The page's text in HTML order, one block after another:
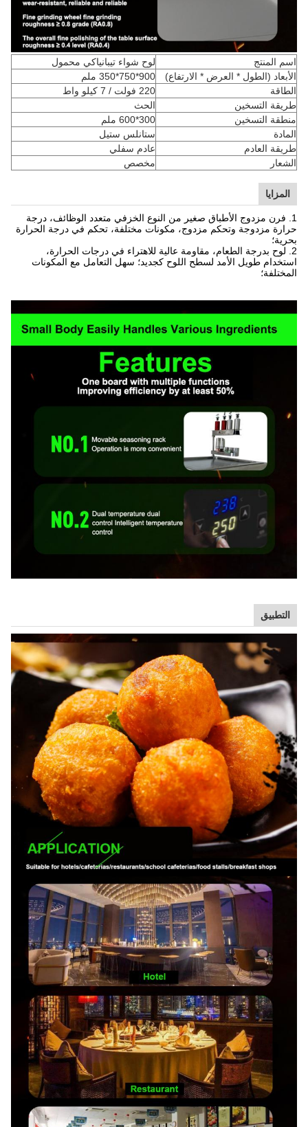
اسم المنتج
لوح شواء تيبانياكي محمول
الأبعاد (الطول * العرض * الارتفاع)
900*750*350 ملم
الطاقة
220 فولت / 7 كيلو واط
طريقة التسخين
الحث
منطقة التسخين
300*600 ملم
المادة
ستانلس ستيل
طريقة العادم
عادم سفلي
الشعار
مخصص
المزايا
1. فرن مزدوج الأطباق صغير من النوع الخزفي متعدد الوظائف، درجة
حرارة مزدوجة وتحكم مزدوج، مكونات مختلفة، تحكم في درجة الحرارة
بحرية؛
2. لوح بدرجة الطعام، مقاومة عالية للاهتراء في درجات الحرارة،
استخدام طويل الأمد لسطح اللوح كجديد؛ سهل التعامل مع المكونات
المختلفة؛
التطبيق